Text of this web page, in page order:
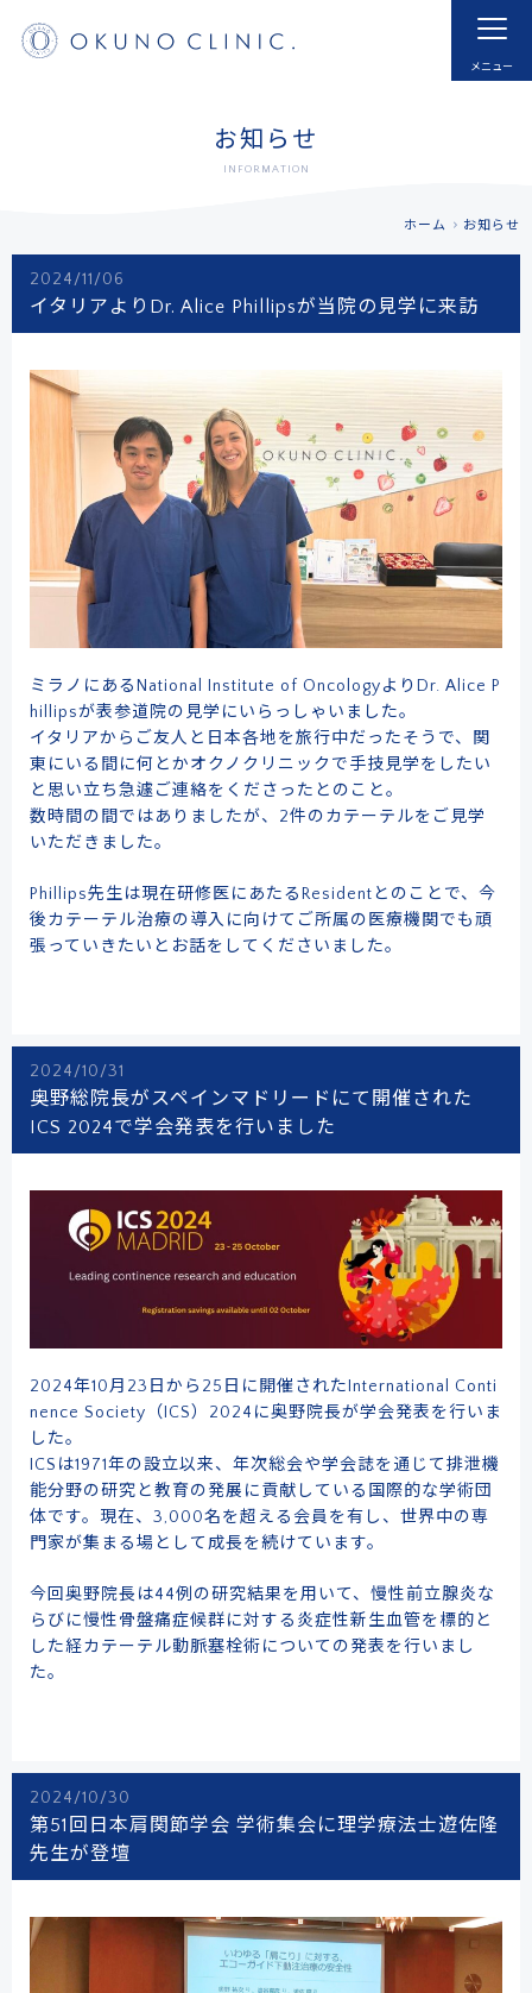
ホーム
ドクター紹介
DOCTOR
よくあるご質問
FAQ
RECRUIT INFORMATION
アクセス
ACCESS
予約する
RESERVATIONS
ドクターによる
メール事前相談・お問い合わせ
[初診予約受付時間] 10:00〜17:00
※土・日・祝日除く／当院は自費診療となります
お知らせ
INFORMATION
ホーム お知らせ
2024/11/06
イタリアよりDr. Alice Phillipsが当院の見学に来訪
ミラノにあるNational Institute of OncologyよりDr. Alice P
hillipsが表参道院の見学にいらっしゃいました。
イタリアからご友人と日本各地を旅行中だったそうで、関
東にいる間に何とかオクノクリニックで手技見学をしたい
と思い立ち急遽ご連絡をくださったとのこと。
数時間の間ではありましたが、2件のカテーテルをご見学
いただきました。
Phillips先生は現在研修医にあたるResidentとのことで、今
後カテーテル治療の導入に向けてご所属の医療機関でも頑
張っていきたいとお話をしてくださいました。
2024/10/31
奥野総院長がスペインマドリードにて開催された
ICS 2024で学会発表を行いました
2024年10月23日から25日に開催されたInternational Conti
nence Society（ICS）2024に奥野院長が学会発表を行いま
した。
ICSは1971年の設立以来、年次総会や学会誌を通じて排泄機
能分野の研究と教育の発展に貢献している国際的な学術団
体です。現在、3,000名を超える会員を有し、世界中の専
門家が集まる場として成長を続けています。
今回奥野院長は44例の研究結果を用いて、慢性前立腺炎な
らびに慢性骨盤痛症候群に対する炎症性新生血管を標的と
した経カテーテル動脈塞栓術についての発表を行いまし
た。
2024/10/30
第51回日本肩関節学会 学術集会に理学療法士遊佐隆
先生が登壇